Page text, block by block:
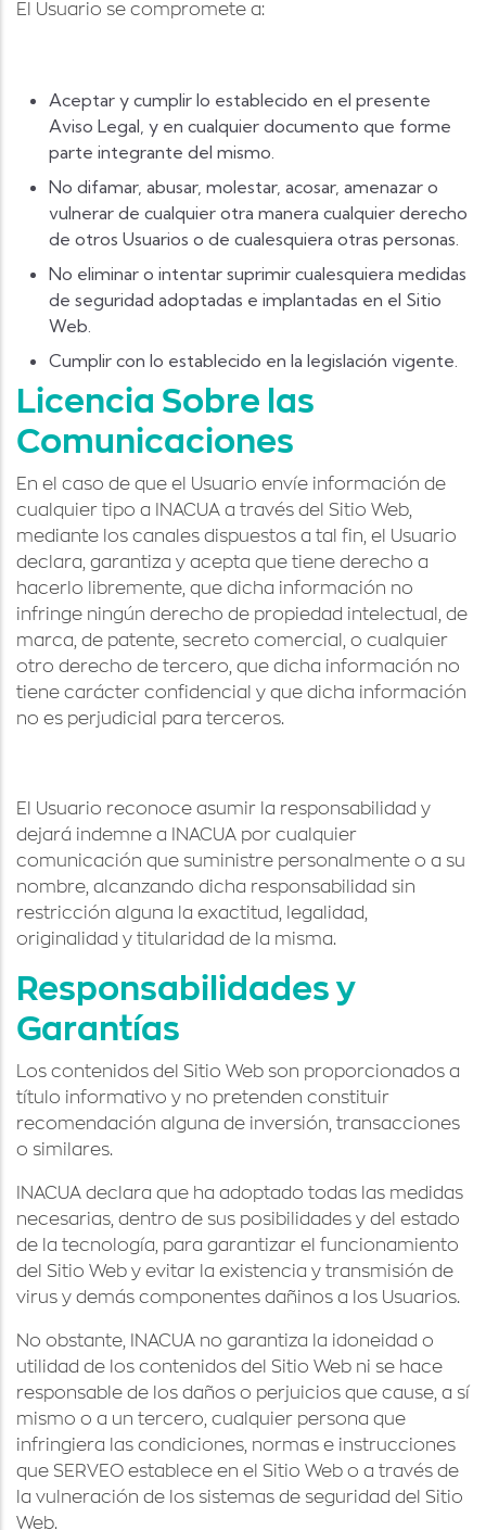
El Usuario se compromete a:
Aceptar y cumplir lo establecido en el presente
Aviso Legal, y en cualquier documento que forme
parte integrante del mismo.
No difamar, abusar, molestar, acosar, amenazar o
vulnerar de cualquier otra manera cualquier derecho
de otros Usuarios o de cualesquiera otras personas.
No eliminar o intentar suprimir cualesquiera medidas
de seguridad adoptadas e implantadas en el Sitio
Web.
Cumplir con lo establecido en la legislación vigente.
Licencia Sobre las
Comunicaciones
En el caso de que el Usuario envíe información de
cualquier tipo a INACUA a través del Sitio Web,
mediante los canales dispuestos a tal fin, el Usuario
declara, garantiza y acepta que tiene derecho a
hacerlo libremente, que dicha información no
infringe ningún derecho de propiedad intelectual, de
marca, de patente, secreto comercial, o cualquier
otro derecho de tercero, que dicha información no
tiene carácter confidencial y que dicha información
no es perjudicial para terceros.
El Usuario reconoce asumir la responsabilidad y
dejará indemne a INACUA por cualquier
comunicación que suministre personalmente o a su
nombre, alcanzando dicha responsabilidad sin
restricción alguna la exactitud, legalidad,
originalidad y titularidad de la misma.
Responsabilidades y
Garantías
Los contenidos del Sitio Web son proporcionados a
título informativo y no pretenden constituir
recomendación alguna de inversión, transacciones
o similares.
INACUA declara que ha adoptado todas las medidas
necesarias, dentro de sus posibilidades y del estado
de la tecnología, para garantizar el funcionamiento
del Sitio Web y evitar la existencia y transmisión de
virus y demás componentes dañinos a los Usuarios.
No obstante, INACUA no garantiza la idoneidad o
utilidad de los contenidos del Sitio Web ni se hace
responsable de los daños o perjuicios que cause, a sí
mismo o a un tercero, cualquier persona que
infringiera las condiciones, normas e instrucciones
que SERVEO establece en el Sitio Web o a través de
la vulneración de los sistemas de seguridad del Sitio
Web.